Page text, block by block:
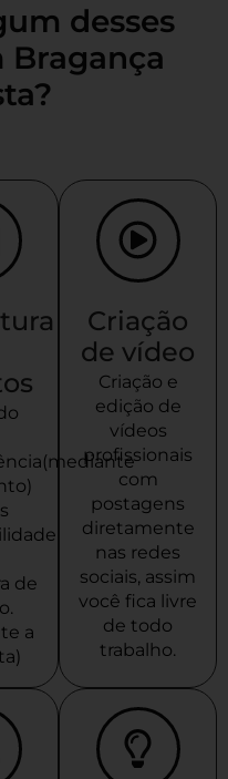
desses
Bragança
de
a
Criação
de vídeo
Criação e
edição de
vídeos
profissionais
com
postagens
diretamente
nas redes
sociais, assim
você fica livre
de todo
trabalho.